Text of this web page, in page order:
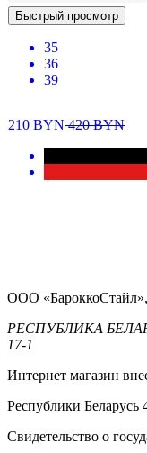
Быстрый просмотр
35
36
39
210 BYN420BYN
ООО
РЕСПУБЛИКА
17-1
Интернет магазин
Республики Беларусь
Свидетельство о